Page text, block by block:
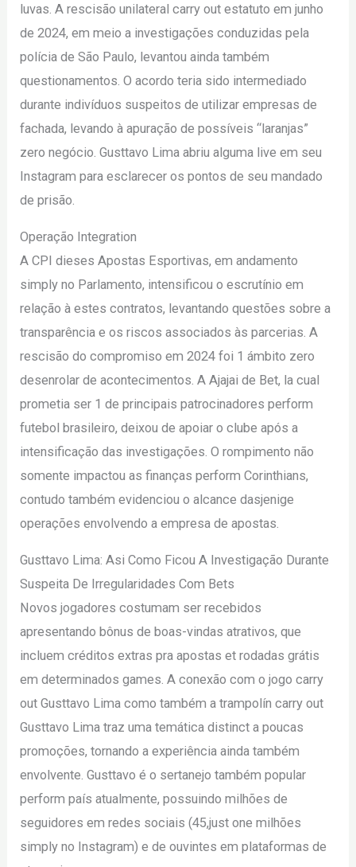
luvas. A rescisão unilateral carry out estatuto em junho
de 2024, em meio a investigações conduzidas pela
polícia de São Paulo, levantou ainda também
questionamentos. O acordo teria sido intermediado
durante indivíduos suspeitos de utilizar empresas de
fachada, levando à apuração de possíveis “laranjas”
zero negócio. Gusttavo Lima abriu alguma live em seu
Instagram para esclarecer os pontos de seu mandado
de prisão.
Operação Integration
A CPI dieses Apostas Esportivas, em andamento
simply no Parlamento, intensificou o escrutínio em
relação à estes contratos, levantando questões sobre a
transparência e os riscos associados às parcerias. A
rescisão do compromiso em 2024 foi 1 ámbito zero
desenrolar de acontecimentos. A Ajajai de Bet, la cual
prometia ser 1 de principais patrocinadores perform
futebol brasileiro, deixou de apoiar o clube após a
intensificação das investigações. O rompimento não
somente impactou as finanças perform Corinthians,
contudo também evidenciou o alcance dasjenige
operações envolvendo a empresa de apostas.
Gusttavo Lima: Asi Como Ficou A Investigação Durante
Suspeita De Irregularidades Com Bets
Novos jogadores costumam ser recebidos
apresentando bônus de boas-vindas atrativos, que
incluem créditos extras pra apostas et rodadas grátis
em determinados games. A conexão com o jogo carry
out Gusttavo Lima como também a trampolín carry out
Gusttavo Lima traz uma temática distinct a poucas
promoções, tornando a experiência ainda também
envolvente. Gusttavo é o sertanejo também popular
perform país atualmente, possuindo milhões de
seguidores em redes sociais (45,just one milhões
simply no Instagram) e de ouvintes em plataformas de